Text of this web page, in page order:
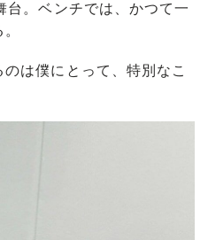
。ベンチでは、かつて一
は僕にとって、特別なこ